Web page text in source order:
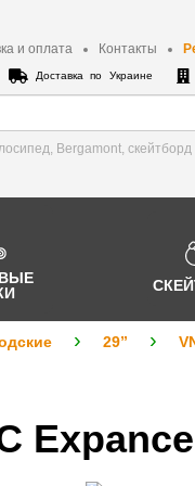
и оплата Контакты
Доставка по Украине
Bergamont, cкейтборд
29”